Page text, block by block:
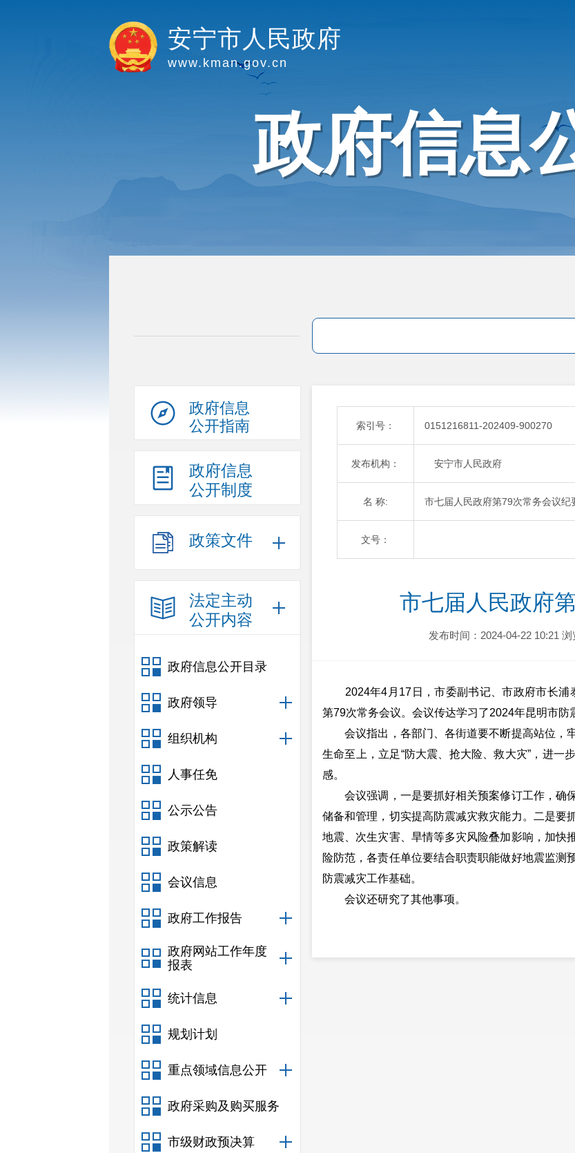
安宁市人民政府
www.kman.gov.cn
政府信息
政府信息
公开指南
政府信息
公开制度
政策文件
法定主动
公开内容
政府信息公开目录
政府领导
组织机构
人事任免
公示公告
政策解读
会议信息
政府工作报告
政府网站工作年度
报表
统计信息
规划计划
重点领域信息公开
政府采购及购买服务
市级财政预决算
索引号： 0151216811-202409-900270
发布机构： 安宁市人民政府
名 称: 市七届人民政府第79次常务会议纪
文号：
市七届人民政府
发布时间：2024-04-22 10:21 浏
2024年4月17日，市委副书记、市政府市长浦
第79次常务会议。会议传达学习了2024年昆明市防
会议指出，各部门、各街道要不断提高站位，牢
生命至上，立足“防大震、抢大险、救大灾”，进一
感。
会议强调，一是要抓好相关预案修订工作，确
储备和管理，切实提高防震减灾救灾能力。二是要
地震、次生灾害、旱情等多灾风险叠加影响，加快
险防范，各责任单位要结合职责职能做好地震监
防震减灾工作基础。
会议还研究了其他事项。